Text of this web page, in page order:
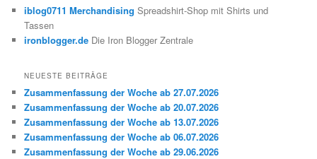
n
iblog0711 Merchandising Spreadshirt-Shop mit Shirts und
Tassen
ironblogger.de Die Iron Blogger Zentrale
NEUESTE BEITRÄGE
Zusammenfassung der Woche ab 27.07.2026
Zusammenfassung der Woche ab 20.07.2026
Zusammenfassung der Woche ab 13.07.2026
Zusammenfassung der Woche ab 06.07.2026
Zusammenfassung der Woche ab 29.06.2026